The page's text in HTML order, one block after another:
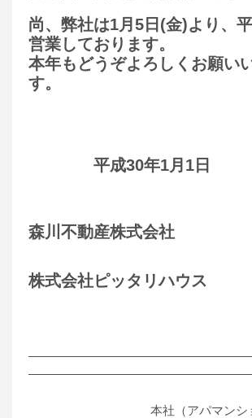
尚、弊社は1月5日(金)より、
営業しております。
本年もどうぞよろしくお願い
す。
平成30年1月1日
森川不動産株式会社
株式会社ピッタリハウス
本社（アパマンシ